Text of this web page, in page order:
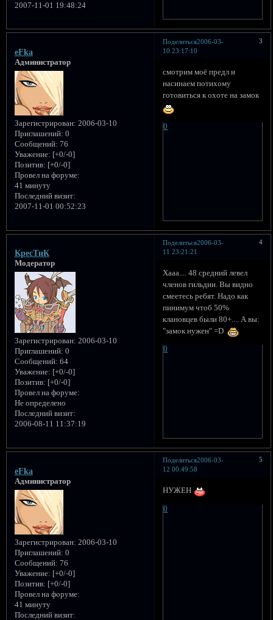
2007-11-01 19:48:24
Поделиться 3
2006-03-
10 23:17:10
eFka
Администратор
Зарегистрирован: 2006-03-10
Приглашений: 0
Сообщений: 76
Уважение: [+0/-0]
Позитив: [+0/-0]
Провел на форуме:
41 минуту
Последний визит:
2007-11-01 00:52:23
смотрим моё предл и
насинаем потихому
готовиться к охоте на замок
0
Поделиться 4
2006-03-
11 23:21:21
КресТиК
Модератор
Зарегистрирован: 2006-03-10
Приглашений: 0
Сообщений: 64
Уважение: [+0/-0]
Позитив: [+0/-0]
Провел на форуме:
Не определено
Последний визит:
2006-08-11 11:37:19
Хааа.... 48 средний левел
членов гильдии. Вы видно
смеетесь ребят. Надо как
пинимум чтоб 50%
клановцев были 80+.... А вы:
"замок нужен" =D
0
Поделиться 5
2006-03-
12 00:49:58
eFka
Администратор
Зарегистрирован: 2006-03-10
Приглашений: 0
Сообщений: 76
Уважение: [+0/-0]
Позитив: [+0/-0]
Провел на форуме:
41 минуту
Последний визит:
НУЖЕН
0